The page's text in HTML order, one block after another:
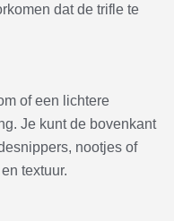
dat de trifle te
of een lichtere
Je kunt de bovenkant
nootjes of
textuur.